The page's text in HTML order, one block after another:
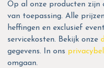
Op al onze producten zijn
van toepassing. Alle
heffingen en exclusief
servicekosten. Bekijk onze
gegevens. In ons
omgaan.